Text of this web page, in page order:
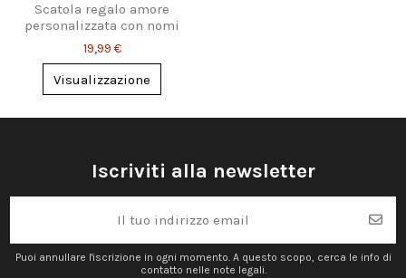
Scatola regalo amore
personalizzata con nomi
incisi (2 misure)
19,99 €
Visualizzazione
Iscriviti alla newsletter
Puoi annullare l'iscrizione in ogni momento. A questo scopo, cerca le info di
contatto nelle note legali.